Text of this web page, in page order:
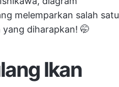
melemparkan salah satu
diharapkan! 🤭
Ikan